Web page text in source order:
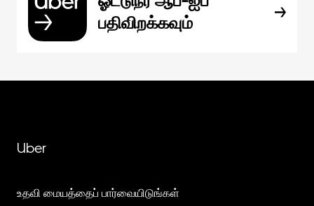
பதிவிறக்கவும்
Uber
உதவி மையத்தைப் பார்வையிடுங்கள்